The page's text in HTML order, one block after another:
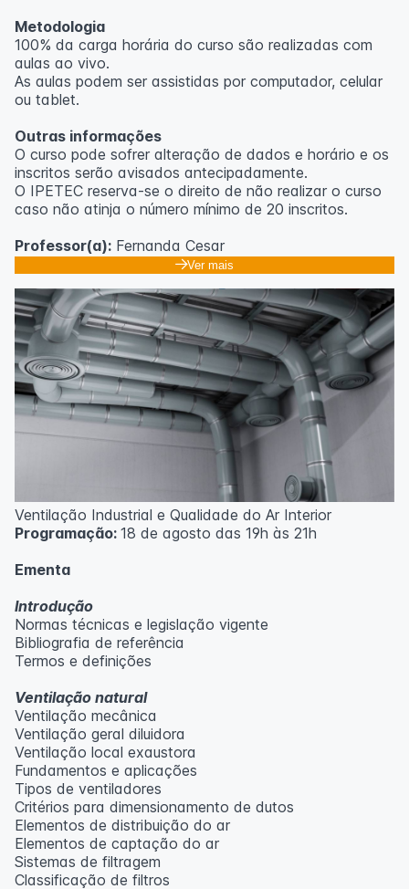
Metodologia
100% da carga horária do curso são realizadas com
aulas ao vivo.
As aulas podem ser assistidas por computador, celular
ou tablet.
Outras informações
O curso pode sofrer alteração de dados e horário e os
inscritos serão avisados ​​antecipadamente.
O IPETEC reserva-se o direito de não realizar o curso
caso não atinja o número mínimo de 20 inscritos.
Professor(a): Fernanda Cesar
Ver mais
Ventilação Industrial e Qualidade do Ar Interior
Programação: 18 de agosto das 19h às 21h
Ementa
Introdução
Normas técnicas e legislação vigente
Bibliografia de referência
Termos e definições
Ventilação natural
Ventilação mecânica
Ventilação geral diluidora
Ventilação local exaustora
Fundamentos e aplicações
Tipos de ventiladores
Critérios para dimensionamento de dutos
Elementos de distribuição do ar
Elementos de captação do ar
Sistemas de filtragem
Classificação de filtros